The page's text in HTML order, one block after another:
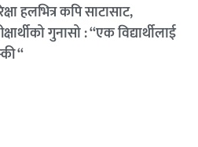
हलभित्र कपि साटासाट,
गुनासो : “एक विद्यार्थीलाई
“